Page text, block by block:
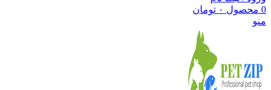
0 محصول ۰ تومان
منو